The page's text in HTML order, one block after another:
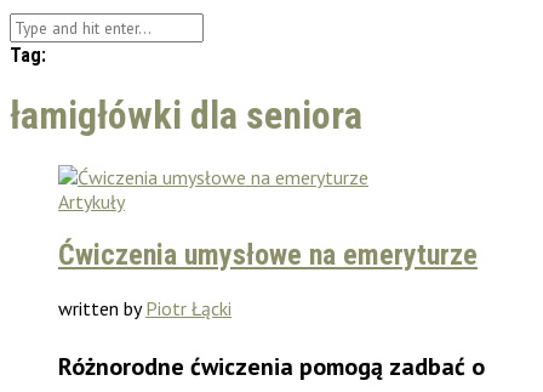
Tag:
łamigłówki dla seniora
Artykuły
Ćwiczenia umysłowe na emeryturze
written byPiotr Łącki
Różnorodne ćwiczenia pomogą zadbać o